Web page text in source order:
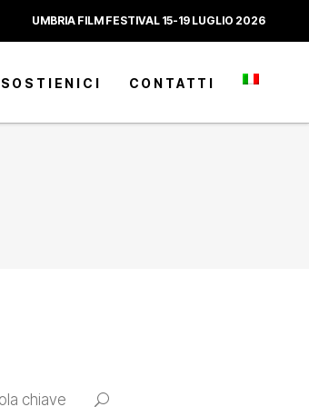
UMBRIA FILM FESTIVAL 15-19 LUGLIO 2026
SOSTIENICI CONTATTI